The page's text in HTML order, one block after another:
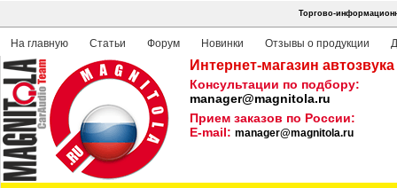
Торгово-
На главную Статьи Форум Новинки Отзывы о продукции
Интернет-магазин
Консультации по подбору:
manager@magnitola.ru
Прием заказов по России:
E-mail: manager@magnitola.ru